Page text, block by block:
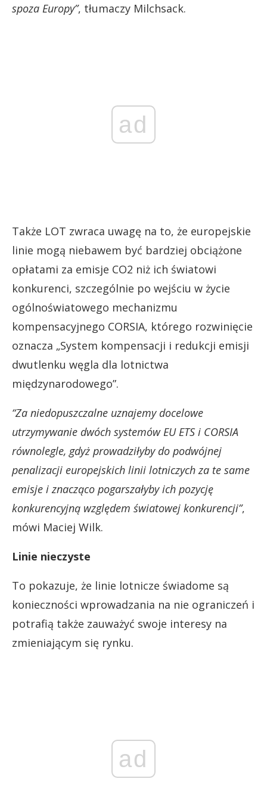
spoza Europy”, tłumaczy Milchsack.
ad
Także LOT zwraca uwagę na to, że europejskie
linie mogą niebawem być bardziej obciążone
opłatami za emisje CO2 niż ich światowi
konkurenci, szczególnie po wejściu w życie
ogólnoświatowego mechanizmu
kompensacyjnego CORSIA, którego rozwinięcie
oznacza „System kompensacji i redukcji emisji
dwutlenku węgla dla lotnictwa
międzynarodowego”.
“Za niedopuszczalne uznajemy docelowe
utrzymywanie dwóch systemów EU ETS i CORSIA
równolegle, gdyż prowadziłyby do podwójnej
penalizacji europejskich linii lotniczych za te same
emisje i znacząco pogarszałyby ich pozycję
konkurencyjną względem światowej konkurencji”,
mówi Maciej Wilk.
Linie nieczyste
To pokazuje, że linie lotnicze świadome są
konieczności wprowadzania na nie ograniczeń i
potrafią także zauważyć swoje interesy na
zmieniającym się rynku.
ad